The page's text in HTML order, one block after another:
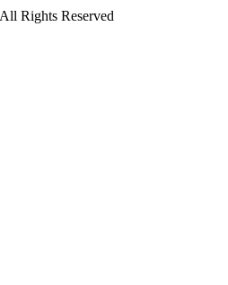
Rights Reserved